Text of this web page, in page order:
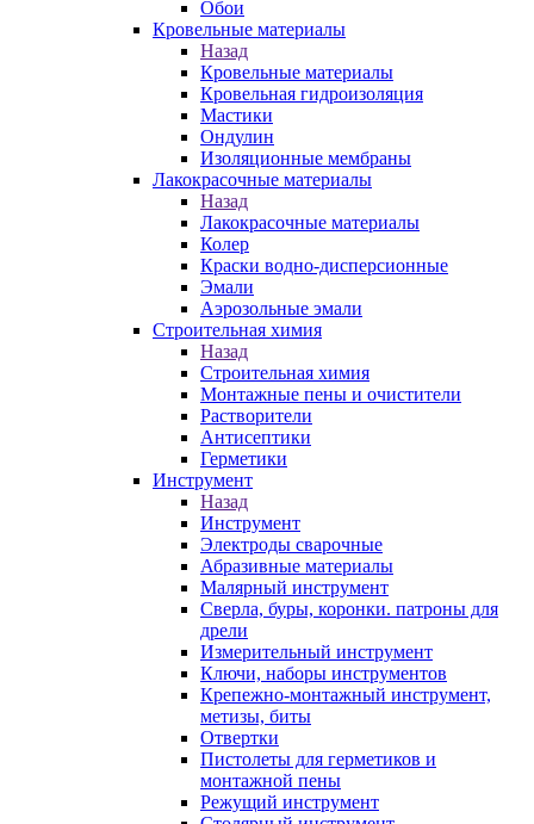
Обои
Кровельные материалы
Назад
Кровельные материалы
Кровельная гидроизоляция
Мастики
Ондулин
Изоляционные мембраны
Лакокрасочные материалы
Назад
Лакокрасочные материалы
Колер
Краски водно-дисперсионные
Эмали
Аэрозольные эмали
Строительная химия
Назад
Строительная химия
Монтажные пены и очистители
Растворители
Антисептики
Герметики
Инструмент
Назад
Инструмент
Электроды сварочные
Абразивные материалы
Малярный инструмент
Сверла, буры, коронки. патроны для
дрели
Измерительный инструмент
Ключи, наборы инструментов
Крепежно-монтажный инструмент,
метизы, биты
Отвертки
Пистолеты для герметиков и
монтажной пены
Режущий инструмент